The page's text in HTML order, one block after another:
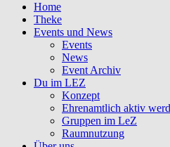
Home
Theke
Events und News
Events
News
Event Archiv
Du im LEZ
Konzept
Ehrenamtlich aktiv
Gruppen im LeZ
Raumnutzung